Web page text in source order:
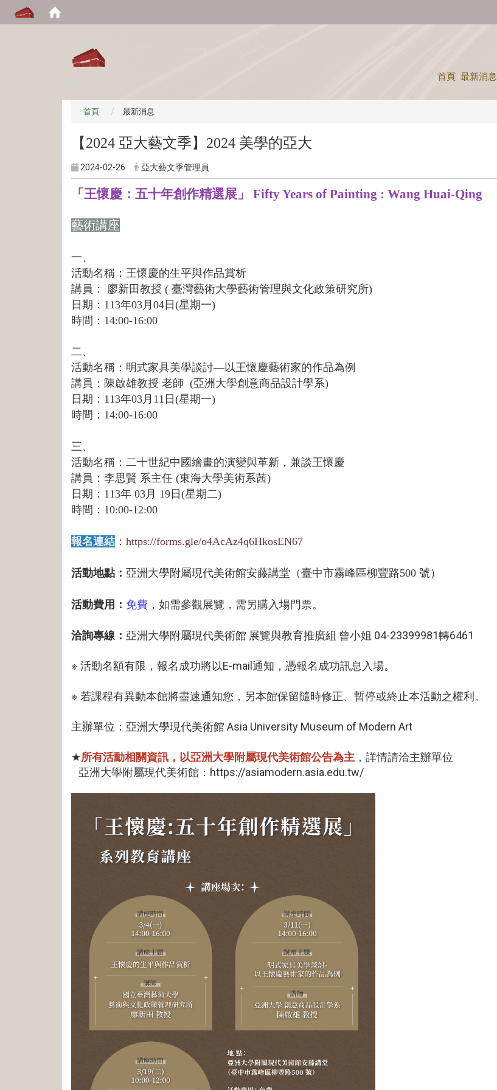
首頁 最新消息
首頁 最新消息
【2024 亞大藝文季】2024 美學的亞大
2024-02-26 亞大藝文季管理員
「王懷慶：五十年創作精選展」 Fifty Years of Painting : Wang Huai-Qing
藝術講座
一、
活動名稱：王懷慶的生平與作品賞析
講員：
廖新田 教授 ( 臺灣藝術大學藝術管理與文化政策研究所)
日期：113年03月04日(星期一)
時間： 14:00-16:00
二、
活動名稱：明式家具美學談討—以王懷慶藝術家的作品為例
講員：陳啟雄教授 老師 (亞洲大學創意商品設計學系)
日期：113年03月11日(星期一)
時間： 14:00-16:00
三、
活動名稱：二十世紀中國繪畫的演變與革新，兼談王懷慶
講員：李思賢 系主任 (東海大學美術系茜)
日期：113年 03月 19日(星期二)
時間：10:00-12:00
報名連結 ： https://forms.gle/o4AcAz4q6HkosEN67
活動地點： 亞洲大學附屬現代美術館安藤講堂（臺中市霧峰區柳豐路500 號）
活動費用： 免費 ，如需參觀展覽，需另購入場門票。
洽詢專線： 亞洲大學附屬現代美術館 展覽與教育推廣組 曾小姐 04-23399981轉6461
※ 活動名額有限，報名成功將以E-mail通知，憑報名成功訊息入場。
※ 若課程有異動本館將盡速通知您，另本館保留隨時修正、暫停或終止本活動之權利。
主辦單位：亞洲大學現代美術館 Asia University Museum of Modern Art
★所有活動相關資訊，以亞洲大學附屬現代美術館公告為主 ，詳情請洽主辦單位
亞洲大學附屬現代美術館：https://asiamodern.asia.edu.tw/